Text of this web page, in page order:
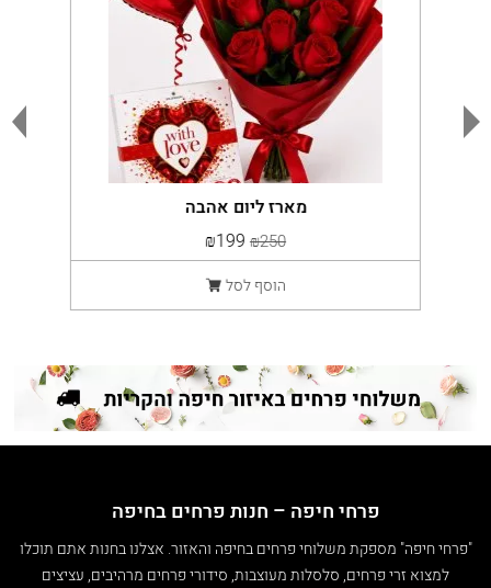
מארז ליום אהבה
₪250
₪199
הוסף לסל
פרחי חיפה – חנות פרחים בחיפה
"פרחי חיפה" מספקת משלוחי פרחים בחיפה והאזור. אצלנו בחנות אתם תוכלו
למצוא זרי פרחים, סלסלות מעוצבות, סידורי פרחים מרהיבים, עציצים